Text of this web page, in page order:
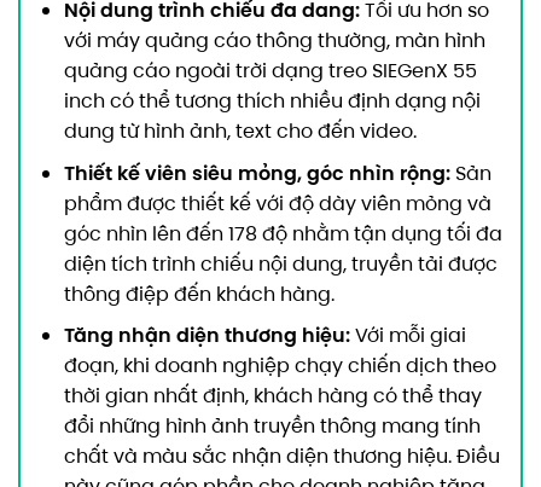
Nội dung trình chiếu đa dang:Tối ưu hơn so
với máy quảng cáo thông thường, màn hình
quảng cáo ngoài trời dạng treo SIEGenX 55
inch có thể tương thích nhiều định dạng nội
dung từ hình ảnh, text cho đến video.
Thiết kế viên siêu mỏng, góc nhìn rộng:Sản
phẩm được thiết kế với độ dày viên mỏng và
góc nhìn lên đến 178 độ nhằm tận dụng tối đa
diện tích trình chiếu nội dung, truyền tải được
thông điệp đến khách hàng.
Tăng nhận diện thương hiệu:Với mỗi giai
đoạn, khi doanh nghiệp chạy chiến dịch theo
thời gian nhất định, khách hàng có thể thay
đổi những hình ảnh truyền thông mang tính
chất và màu sắc nhận diện thương hiệu. Điều